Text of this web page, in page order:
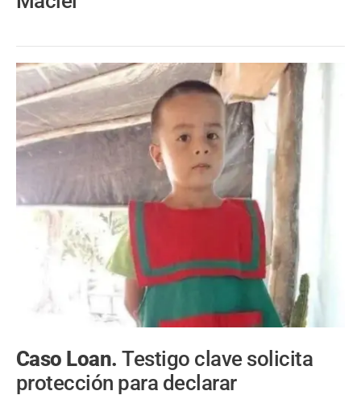
Caso Loan.Testigo clave solicita
protección para declarar